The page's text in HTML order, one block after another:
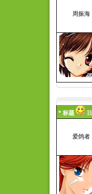
周振海
* 标题
爱鸽者